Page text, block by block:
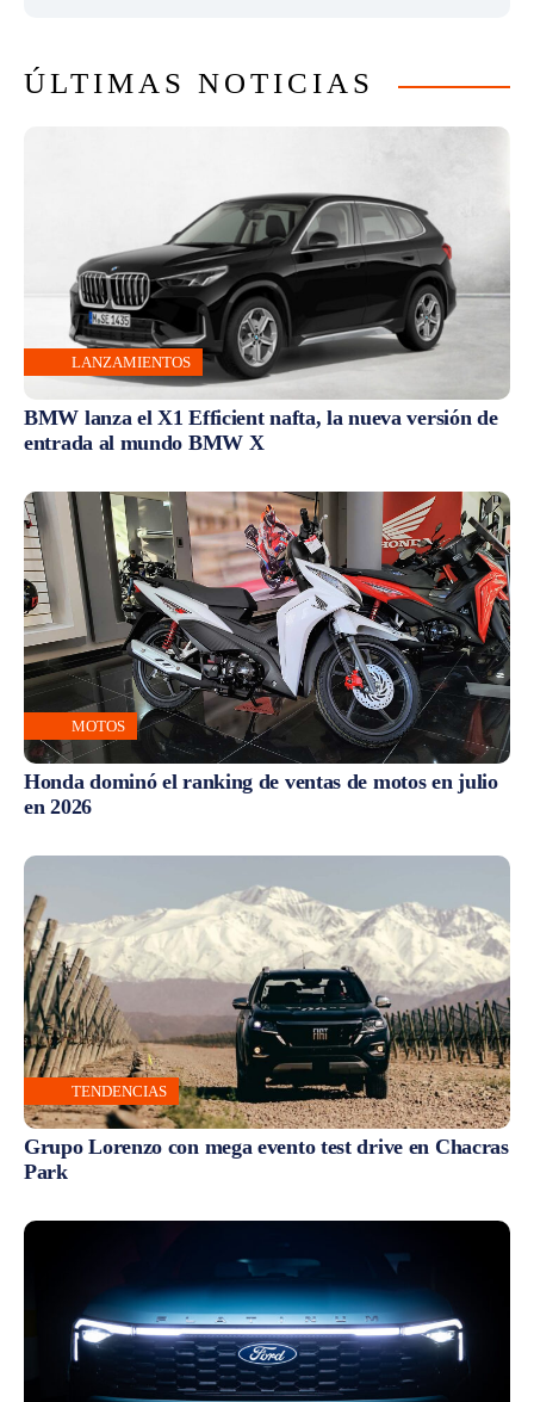
ÚLTIMAS NOTICIAS
LANZAMIENTOS
BMW lanza el X1 Efficient nafta, la nueva versión de
entrada al mundo BMW X
MOTOS
Honda dominó el ranking de ventas de motos en julio
en 2026
TENDENCIAS
Grupo Lorenzo con mega evento test drive en Chacras
Park